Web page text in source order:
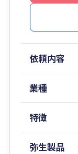
依頼内容
業種
特徴
弥生製品